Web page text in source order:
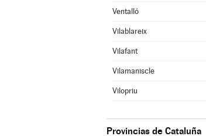
Ventalló
Vilablareix
Vilafant
Vilamaniscle
Vilopriu
Provincias de Cataluña